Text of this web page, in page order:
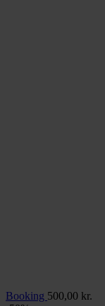
Booking 500,00 kr.